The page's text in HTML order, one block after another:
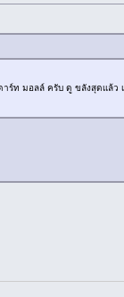
ท มอลล์ ครับ ดู ขลังสุดเเล้ว